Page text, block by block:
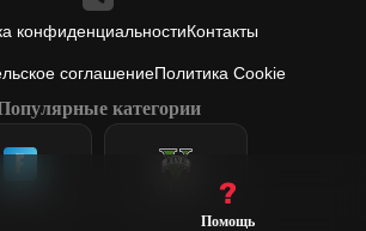
конфиденциальностиКонтакты
соглашениеПолитика Cookie
категории
Помощь